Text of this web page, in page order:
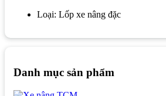
Loại: Lốp xe nâng đặc
Danh mục sản phẩm